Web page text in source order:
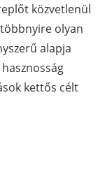
közvetlenül
olyan
alapja
kettős célt